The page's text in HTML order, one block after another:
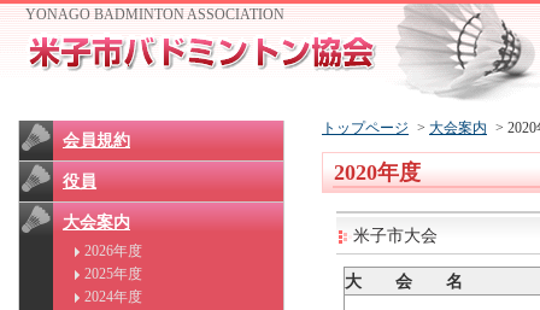
YONAGO BADMINTON ASSOCIATION
会員規約
役員
大会案内
2026年度
2025年度
2024年度
トップページ > 大会案内 >
2020年度
米子市大会
大 会 名